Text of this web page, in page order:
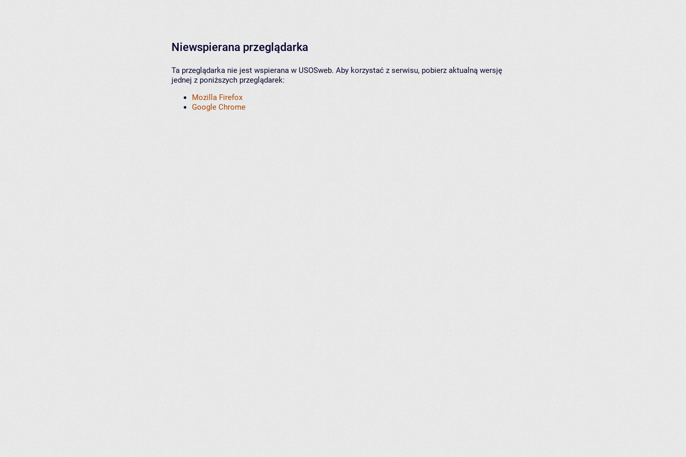
Niewspierana przeglądarka
Ta przeglądarka nie jest wspierana w USOSweb. Aby korzystać z serwisu, pobierz aktualną wersję
jednej z poniższych przeglądarek:
Mozilla Firefox
Google Chrome